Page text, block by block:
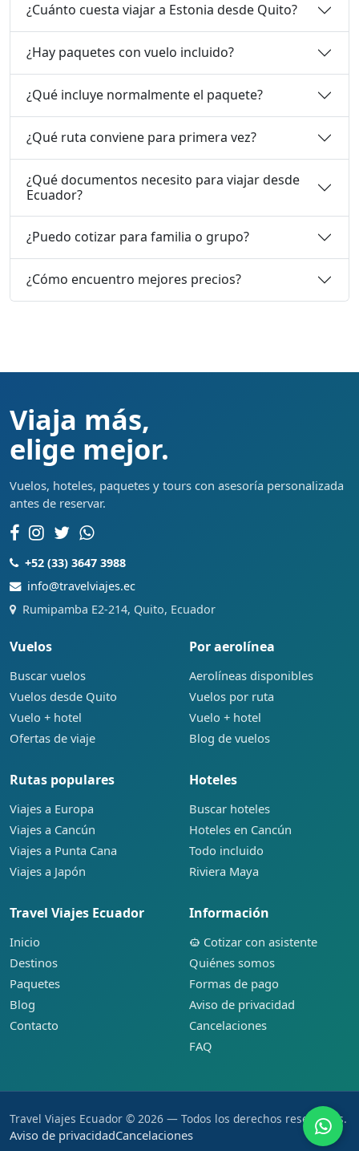
¿Cuánto cuesta viajar a Estonia desde Quito?
¿Hay paquetes con vuelo incluido?
¿Qué incluye normalmente el paquete?
¿Qué ruta conviene para primera vez?
¿Qué documentos necesito para viajar desde
Ecuador?
¿Puedo cotizar para familia o grupo?
¿Cómo encuentro mejores precios?
Viaja más,
elige mejor.
Vuelos, hoteles, paquetes y tours con asesoría personalizada
antes de reservar.
+52 (33) 3647 3988
info@travelviajes.ec
Rumipamba E2-214, Quito, Ecuador
Vuelos
Buscar vuelos
Vuelos desde Quito
Vuelo + hotel
Ofertas de viaje
Por aerolínea
Aerolíneas disponibles
Vuelos por ruta
Vuelo + hotel
Blog de vuelos
Rutas populares
Viajes a Europa
Viajes a Cancún
Viajes a Punta Cana
Viajes a Japón
Hoteles
Buscar hoteles
Hoteles en Cancún
Todo incluido
Riviera Maya
Travel Viajes Ecuador
Inicio
Destinos
Paquetes
Blog
Contacto
Información
Cotizar con asistente
Quiénes somos
Formas de pago
Aviso de privacidad
Cancelaciones
FAQ
Travel Viajes Ecuador © 2026 — Todos los derechos reservados.
Aviso de privacidadCancelaciones